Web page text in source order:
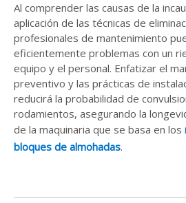
Al comprender las causas de la
aplicación de las técnicas de
profesionales de mantenimiento
eficientemente problemas con un
equipo y el personal. Enfatizar el
preventivo y las prácticas de
reducirá la probabilidad de
rodamientos, asegurando la
de la maquinaria que se basa en los
bloques de almohadas.